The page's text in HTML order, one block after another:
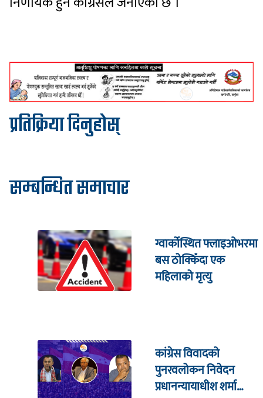
प्रतिक्रिया दिनुहोस्
सम्बन्धित समाचार
ग्वार्कोस्थित फ्लाइओभरमा
बस ठोक्किँदा एक
महिलाको मृत्यु
कांग्रेस विवादको
पुनरवलोकन निवेदन
प्रधानन्यायाधीश शर्मा